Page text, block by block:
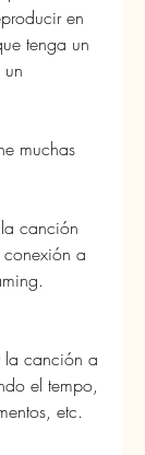
en
tenga un
muchas
canción
a
la canción a
el tempo,
etc.